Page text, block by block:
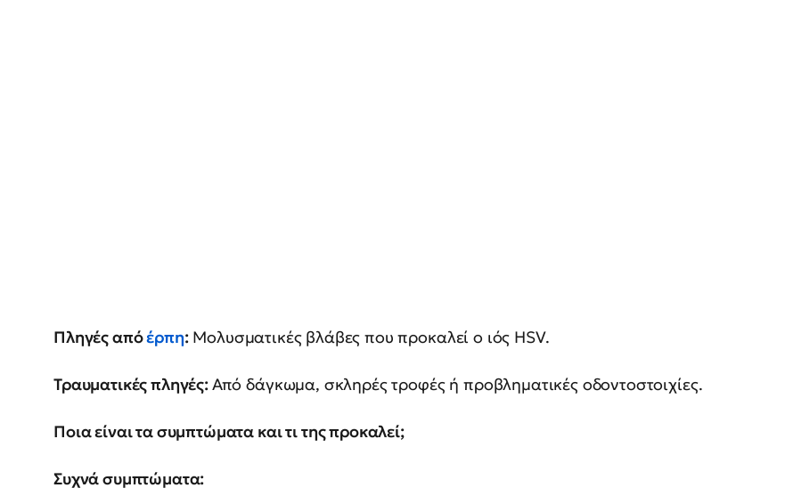
Πληγές απόέρπη:Μολυσματικές βλάβες που προκαλεί ο ιός HSV.
Τραυματικές πληγές:Από δάγκωμα, σκληρές τροφές ή προβληματικές οδοντοστοιχίες.
Ποια είναι τα συμπτώματα και τι της προκαλεί;
Συχνά συμπτώματα: